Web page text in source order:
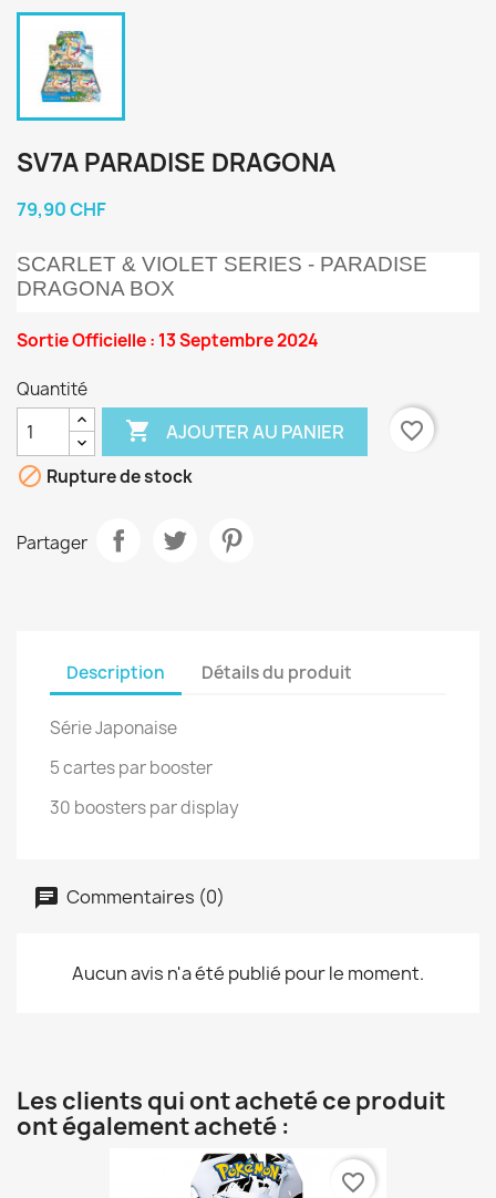
SV7A PARADISE DRAGONA
79,90 CHF
SCARLET & VIOLET SERIES - PARADISE
DRAGONA BOX
Sortie Officielle : 13 Septembre 2024
Quantité
 AJOUTER AU PANIER
favorite_border
 Rupture de stock
Partager
Description Détails du produit
Série Japonaise
5 cartes par booster
30 boosters par display
Commentaires (0)
Aucun avis n'a été publié pour le moment.
Les clients qui ont acheté ce produit
ont également acheté :
favorite_border